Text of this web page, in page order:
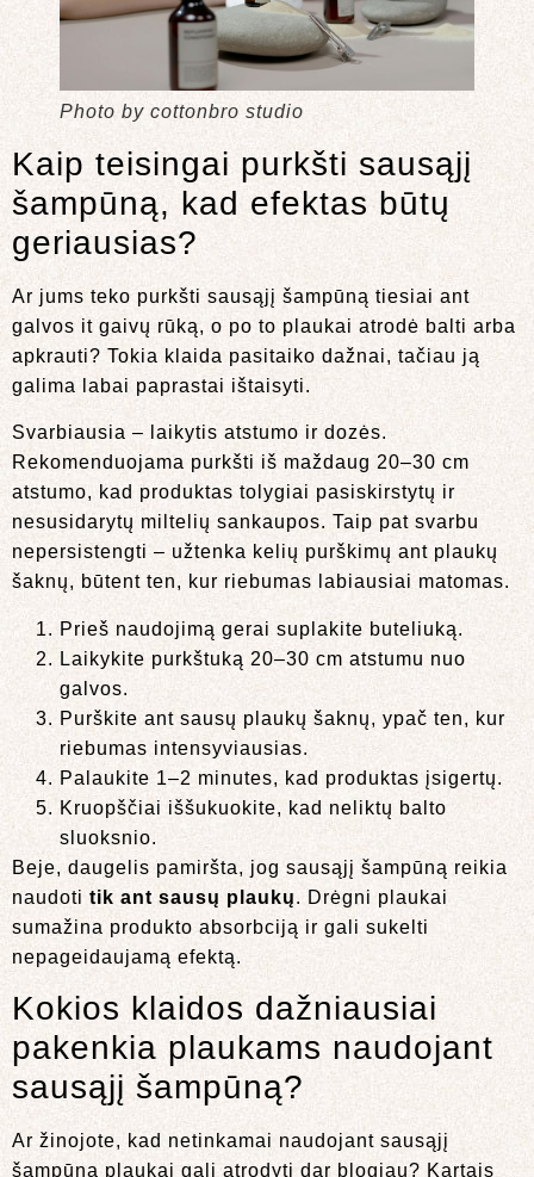
Photo by cottonbro studio
Kaip teisingai purkšti sausąjį
šampūną, kad efektas būtų
geriausias?
Ar jums teko purkšti sausąjį šampūną tiesiai ant
galvos it gaivų rūką, o po to plaukai atrodė balti arba
apkrauti? Tokia klaida pasitaiko dažnai, tačiau ją
galima labai paprastai ištaisyti.
Svarbiausia – laikytis atstumo ir dozės.
Rekomenduojama purkšti iš maždaug 20–30 cm
atstumo, kad produktas tolygiai pasiskirstytų ir
nesusidarytų miltelių sankaupos. Taip pat svarbu
nepersistengti – užtenka kelių purškimų ant plaukų
šaknų, būtent ten, kur riebumas labiausiai matomas.
Prieš naudojimą gerai suplakite buteliuką.
Laikykite purkštuką 20–30 cm atstumu nuo
galvos.
Purškite ant sausų plaukų šaknų, ypač ten, kur
riebumas intensyviausias.
Palaukite 1–2 minutes, kad produktas įsigertų.
Kruopščiai iššukuokite, kad neliktų balto
sluoksnio.
Beje, daugelis pamiršta, jog sausąjį šampūną reikia
naudoti tik ant sausų plaukų. Drėgni plaukai
sumažina produkto absorbciją ir gali sukelti
nepageidaujamą efektą.
Kokios klaidos dažniausiai
pakenkia plaukams naudojant
sausąjį šampūną?
Ar žinojote, kad netinkamai naudojant sausąjį
šampūną plaukai gali atrodyti dar blogiau? Kartais